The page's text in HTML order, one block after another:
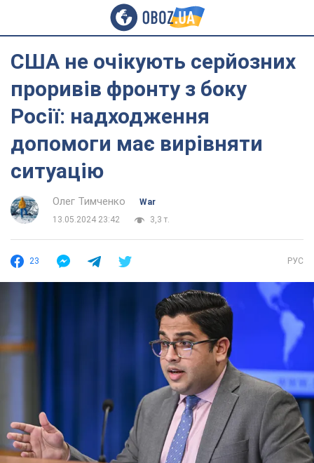
США не очікують серйозних
проривів фронту з боку
Росії: надходження
допомоги має вирівняти
ситуацію
Олег Тимченко
War
13.05.2024 23:42
3,3 т.
23 РУС